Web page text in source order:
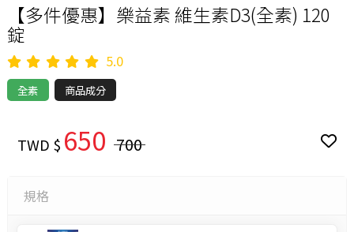
【多件優惠】樂益素 維生素D3(全素) 120
錠
5.0
全素 商品成分
TWD $ 650 700
規格